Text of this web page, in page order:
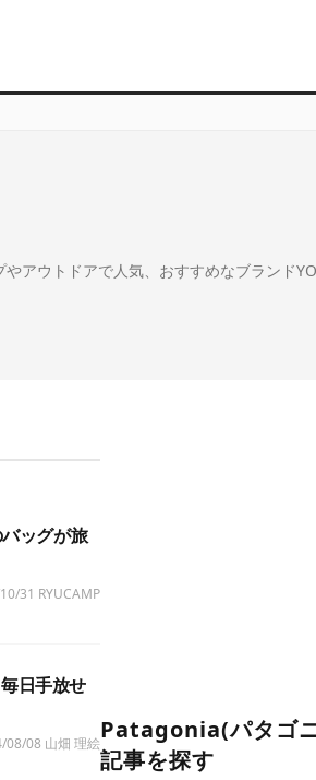
アウトドアで人気、おすすめなブランド
ッグが旅
31 RYUCAMP
日手放せ
08/08 山畑 理絵Patagonia(パタゴ
記事を探す